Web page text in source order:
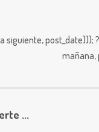
siguiente,post_date)));
mañana,
...